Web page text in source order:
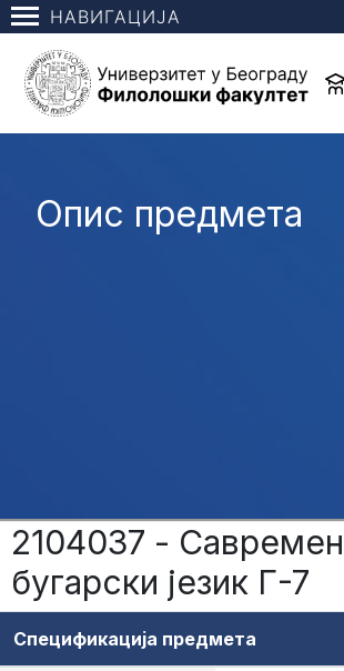
НАВИГАЦИЈА
Опис предмета
2104037 -
бугарски језик Г-7
Спецификација предмета